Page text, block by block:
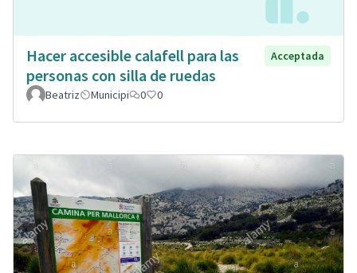
Hacer accesible calafell para las
personas con silla de ruedas
Acceptada
Beatriz Municipi 0 0